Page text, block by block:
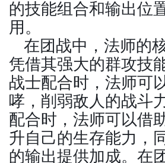
的技能组合和输出位
用。
在团战中，法师的
凭借其强大的群攻技
战士配合时，法师可
哮，削弱敌人的战斗
配合时，法师可以借
升自己的生存能力，
的输出提供加成。在